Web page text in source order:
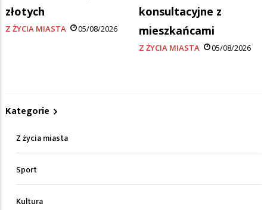
złotych
Z ŻYCIA MIASTA 05/08/2026
konsultacyjne z
mieszkańcami
Z ŻYCIA MIASTA 05/08/2026
Kategorie
Z życia miasta
Sport
Kultura